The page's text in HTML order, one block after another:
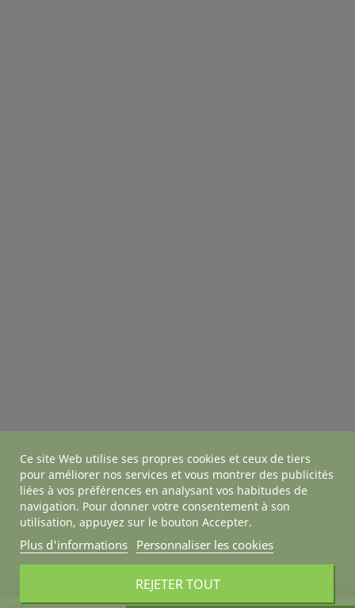
Ce site Web utilise ses propres cookies et ceux de tiers
pour améliorer nos services et vous montrer des publicités
liées à vos préférences en analysant vos habitudes de
navigation. Pour donner votre consentement à son
utilisation, appuyez sur le bouton Accepter.
Plus d'informations Personnaliser les cookies
REJETER TOUT